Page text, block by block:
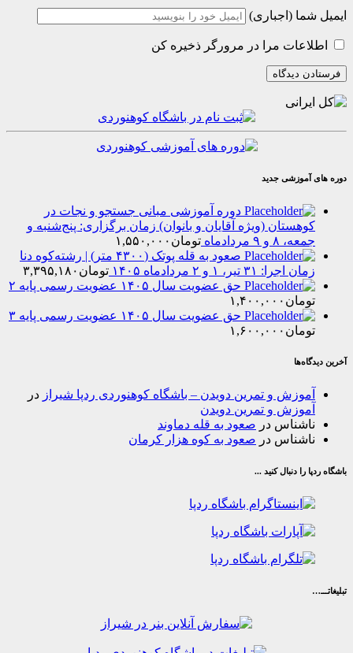
(اجباری)
مرا در مرورگر ذخیره کن
جدید
دوره آموزشی مبانی جستجو و نجات در
(ویژه آقایان و بانوان) زمان برگزاری: پنج‌شنبه و
تومان۱,۵۵۰,۰۰۰
صعود به قله پوتک (۴۳۰۰ متر) | رشته‌کوه دنا
۳۱ تیر، ۱ و ۲ مردادماه ۱۴۰۵
تومان ۳,۳۹۵,۱۸۰
حق عضویت سال ۱۴۰۵ عضویت رسمی پایه ۲
۱,۴۰۰,۰۰۰
حق عضویت سال ۱۴۰۵ عضویت رسمی پایه ۳
۱,۶۰۰,۰۰۰
و تمرین دویدن – باشگاه کوهنوردی ردپا شیراز در
و تمرین دویدن
درصعود به قله دماوند
درصعود به کوه هزار کرمان
دنبال کنید ...